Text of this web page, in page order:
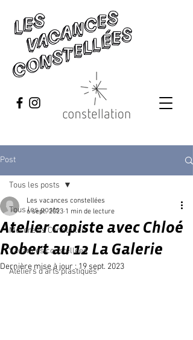
Post
Tous les posts
Mercredis Constellés
Vacances constellées
Ateliers d'arts plastiques
Tous les posts
Atelier copiste avec Chloé
Robert au 12 La Galerie
Les vacances constellées
6 sept. 2023 1 min de lecture
Dernière mise à jour :19 sept. 2023